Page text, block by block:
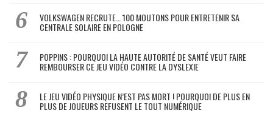
VOLKSWAGEN RECRUTE… 100 MOUTONS POUR ENTRETENIR SA
CENTRALE SOLAIRE EN POLOGNE
POPPINS : POURQUOI LA HAUTE AUTORITÉ DE SANTÉ VEUT FAIRE
REMBOURSER CE JEU VIDÉO CONTRE LA DYSLEXIE
LE JEU VIDÉO PHYSIQUE N’EST PAS MORT ! POURQUOI DE PLUS EN
PLUS DE JOUEURS REFUSENT LE TOUT NUMÉRIQUE